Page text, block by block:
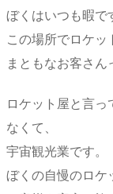
ぼくはいつも暇で
この場所でロケッ
まともなお客さん
ロケット屋と言
なくて、
宇宙観光業です。
ぼくの自慢のロケ